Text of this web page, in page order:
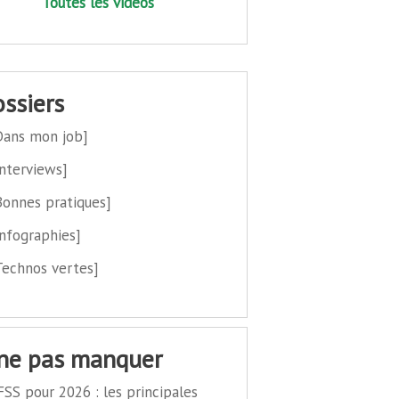
mon job]
pratiques]
vertes]
ne pas manquer
pour 2026 : les principales